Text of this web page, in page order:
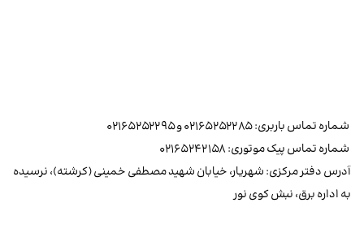
شماره تماس باربری: ۰۲۱۶۵۲۵۲۲۸۵ و ۰۲۱۶۵۲۵۲۲۹۵
شماره تماس پیک موتوری: ۰۲۱۶۵۲۴۲۱۵۸
آدرس دفتر مرکزی: شهریار، خیابان شهید مصطفی خمینی (کرشته)، نرسیده
به اداره برق، نبش کوی نور